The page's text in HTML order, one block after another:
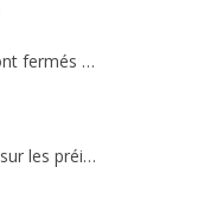
Les bureaux sont fermés – Ils ouvriront au public le mercredi 26 août 2026 !
Des questions sur les préinscriptions ?